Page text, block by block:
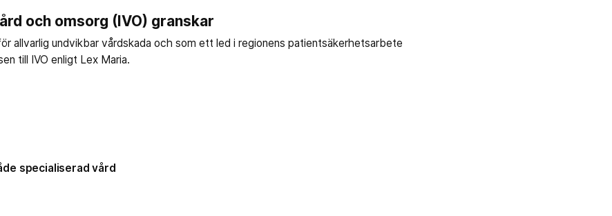
och omsorg (IVO) granskar
allvarlig undvikbar vårdskada och som ett led i regionens patientsäkerhetsarbete
till IVO enligt Lex Maria.
specialiserad vård